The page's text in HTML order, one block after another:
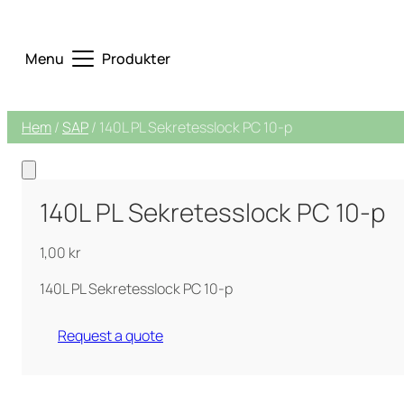
Menu Produkter
Hem/SAP/ 140L PL Sekretesslock PC 10-p
140L PL Sekretesslock PC 10-p
1,00 kr
140L PL Sekretesslock PC 10-p
Request a quote